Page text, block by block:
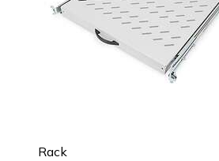
Rack